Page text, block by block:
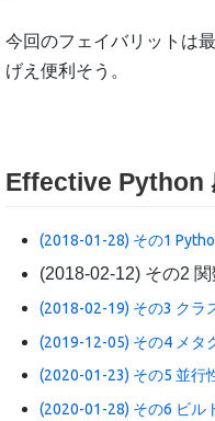
今回のフェイバリットは
げえ便利そう。
Effective Python
(2018-01-28) その1
(2018-02-12) その2 関
(2018-02-19) その3 クラ
(2019-12-05) その4 メタ
(2020-01-23) その5 並行
(2020-01-28) その6 ビル